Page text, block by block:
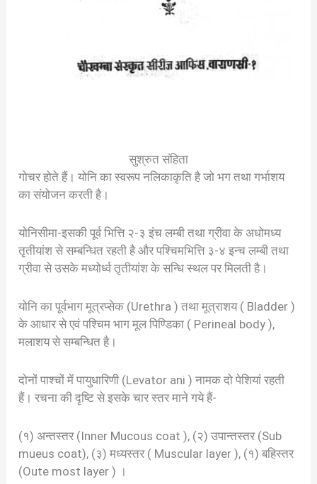
सुश्रुत संहिता
गोचर होते हैं। योनि का स्वरूप नलिकाकृति है जो भग तथा गर्भाशय
का संयोजन करती है।
योनिसीमा-इसकी पूर्व भित्ति २-३ इंच लम्बी तथा ग्रीवा के अधोमध्य
तृतीयांश से सम्बन्धित रहती है और पश्चिमभित्ति ३-४ इन्च लम्बी तथा
ग्रीवा से उसके मध्योर्ध्व तृतीयांश के सन्धि स्थल पर मिलती है।
योनि का पूर्वभाग मूत्रप्सेक (Urethra ) तथा मूत्राशय ( Bladder )
के आधार से एवं पश्चिम भाग मूल पिण्डिका ( Perineal body ),
मलाशय से सम्बन्धित है।
दोनों पाश्चों में पायुधारिणी (Levator ani ) नामक दो पेशियां रहती
हैं। रचना की दृष्टि से इसके चार स्तर माने गये हैं-
(१) अन्तस्तर (Inner Mucous coat ), (२) उपान्तस्तर (Sub
mueus coat), (३) मध्यस्तर ( Muscular layer ), (१) बहिस्तर
(Oute most layer ) ।